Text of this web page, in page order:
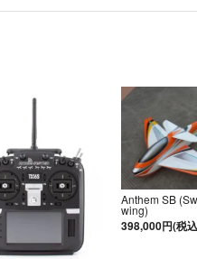
Anthem SB
wing)
398,000円(税